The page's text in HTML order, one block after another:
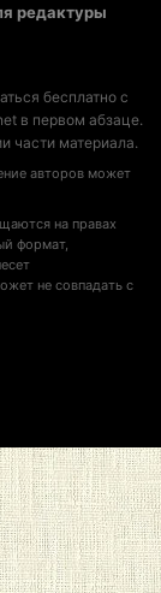
редактуры
бесплатно с
в первом абзаце.
части материала.
авторов может
на правах
формат,
не совпадать с